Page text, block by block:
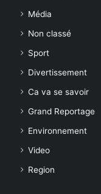
Média
Non classé
Sport
Divertissement
Ca va se savoir
Grand Reportage
Environnement
Video
Region